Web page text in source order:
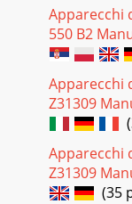
Pagina 26 -
32DE AT
32Allgemeine
Pagina 27 -
33DE AT
mer besitzt als
Apparecchi
550 B2
Apparecchi
Z31309
Apparecchi
Z31309
(35